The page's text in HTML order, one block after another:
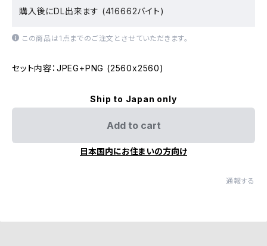
購入後にDL出来ます (416662バイト)
この商品は1点までのご注文とさせていただきます。
セット内容：JPEG+PNG (2560x2560)
Ship to Japan only
Add to cart
日本国内にお住まいの方向け
通報する